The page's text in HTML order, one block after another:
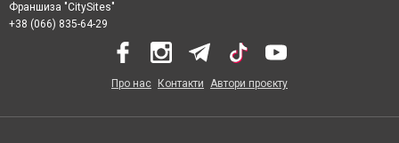
Франшиза "CitySites"
+38 (066) 835-64-29
Про нас Контакти Автори проєкту